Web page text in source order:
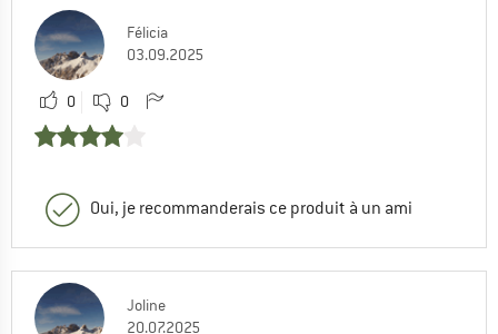
Félicia
03.09.2025
0 0
Oui, je recommanderais ce produit à un ami
Joline
20.07.2025